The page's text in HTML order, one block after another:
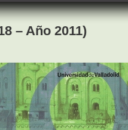
– Año 2011)